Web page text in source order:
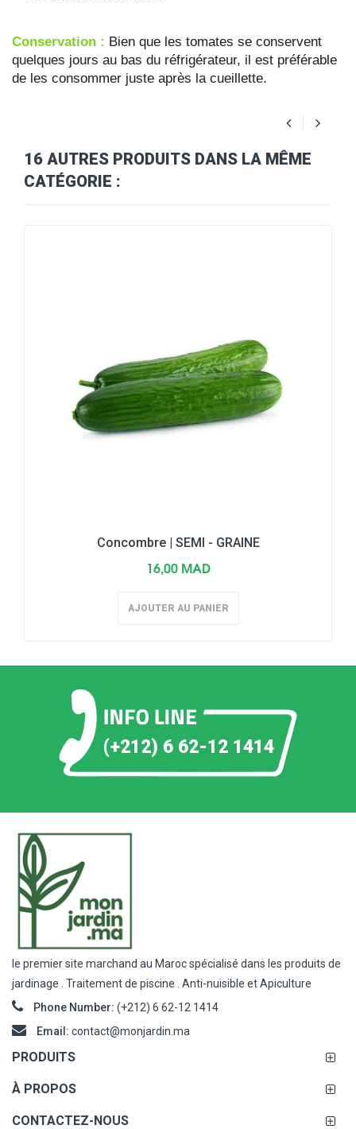
Conservation : Bien que les tomates se conservent
quelques jours au bas du réfrigérateur, il est préférable
de les consommer juste après la cueillette.
16 AUTRES PRODUITS DANS LA MÊME
CATÉGORIE :
Concombre | SEMI - GRAINE
16,00 MAD
AJOUTER AU PANIER
(+212) 6 62-12 1414
le premier site marchand au Maroc spécialisé dans les produits de
jardinage . Traitement de piscine . Anti-nuisible et Apiculture
Phone Number: (+212) 6 62-12 1414
Email: contact@monjardin.ma
PRODUITS
À PROPOS
CONTACTEZ-NOUS